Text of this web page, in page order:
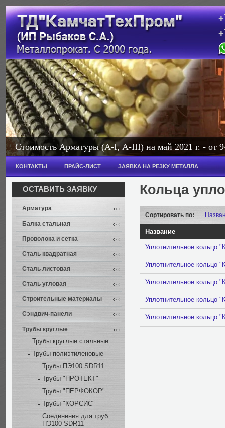
Стоимость Арматуры (А-I, А-III) на май 2021 г. - от
Стоимость Балки на май 2021 г. - от 114 000 рублей
Широкополочная - от 114 000 рублей за тонну.
КОНТАКТЫ ПРАЙС-ЛИСТ ЗАЯВКА НА РЕЗКУ МЕТАЛЛА
Кольца
Сортировать по:
Название
Уплотнительное кольцо
Уплотнительное
Уплотнительное
Уплотнительное
Уплотнительное
ОСТАВИТЬ ЗАЯВКУ
Арматура
Балка стальная
Проволока и сетка
Сталь квадратная
Сталь листовая
Сталь угловая
Строительные материалы
Сэндвич-панели
Трубы круглые
Трубы круглые стальные
Трубы полиэтиленовые
Трубы ПЭ100 SDR11
Трубы "ПРОТЕКТ"
Трубы "ПЕРФОКОР"
Трубы "КОРСИС"
Соединения для труб
ПЭ100 SDR11